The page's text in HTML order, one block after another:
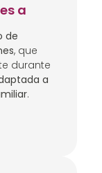
a
de
, que
durante
a
.